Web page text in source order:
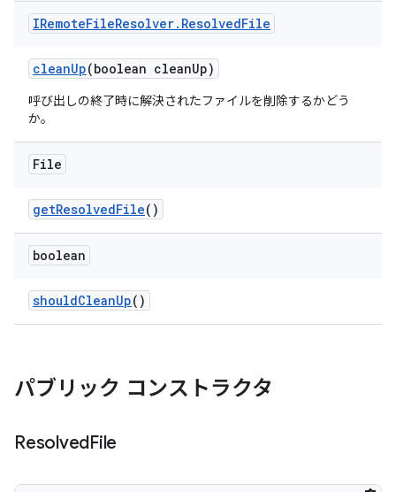
IRemoteFileResolver. ResolvedFile
cleanUp(boolean cleanUp)
呼び出しの終了時に解決されたファイルを削除するかどう
か。
File
getResolvedFile()
boolean
shouldCleanUp()
パブリック コンストラクタ
ResolvedFile